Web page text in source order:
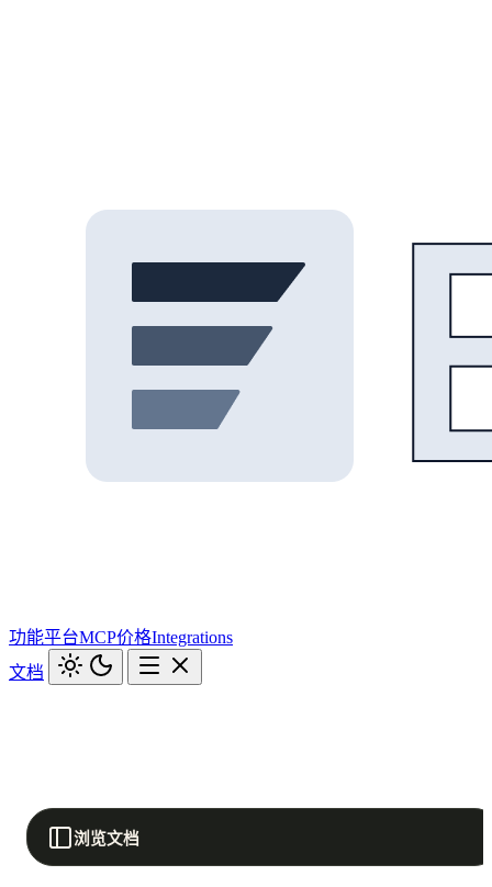
功能平台MCP价格Integrations
文档
浏览文档